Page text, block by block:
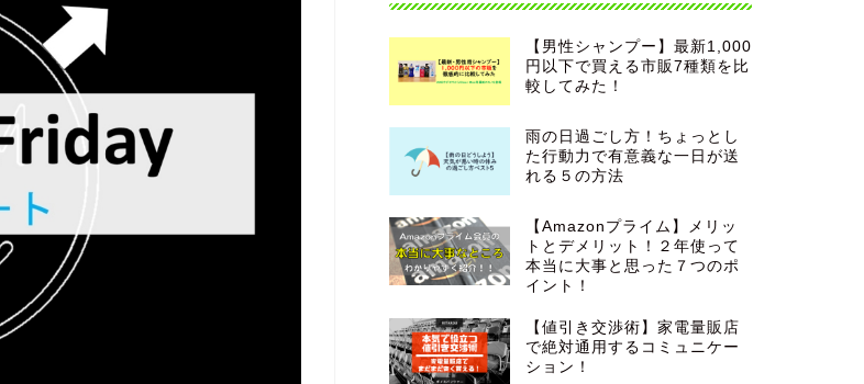
【男性シャンプー】最新1,000
円以下で買える市販7種類を比
較してみた！
雨の日過ごし方！ちょっとし
た行動力で有意義な一日が送
れる５の方法
【Amazonプライム】メリッ
トとデメリット！２年使って
本当に大事と思った７つのポ
イント！
【値引き交渉術】家電量販店
で絶対通用するコミュニケー
ション！